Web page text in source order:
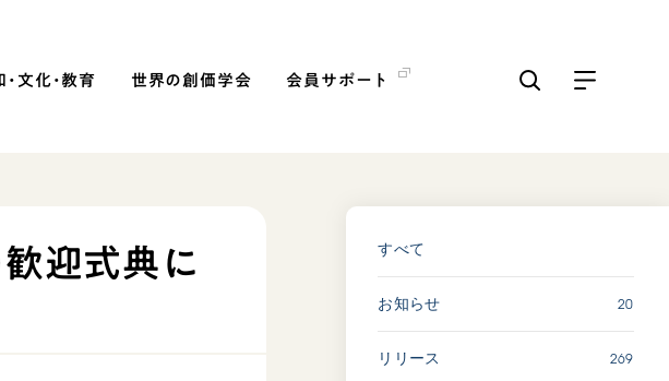
・文化・教育 世界の創価学会 会員サポート
【被爆証言】母子で受け継
ぐ「ナガサキの心」 長崎県
吉岡加…
迎式典に すべて
お知らせ 20
リリース 269